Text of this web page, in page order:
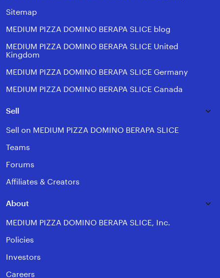
Sitemap
MEDIUM PIZZA DOMINO BERAPA SLICE blog
MEDIUM PIZZA DOMINO BERAPA SLICE United
Kingdom
MEDIUM PIZZA DOMINO BERAPA SLICE Germany
MEDIUM PIZZA DOMINO BERAPA SLICE Canada
Sell
Sell on MEDIUM PIZZA DOMINO BERAPA SLICE
Teams
Forums
Affiliates & Creators
About
MEDIUM PIZZA DOMINO BERAPA SLICE, Inc.
Policies
Investors
Careers